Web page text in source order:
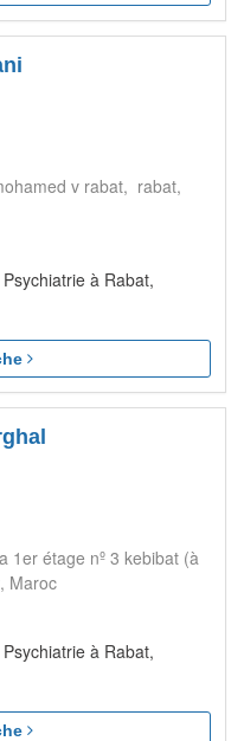
v rabat, rabat
à Rabat,
1er étage nº 3 kebibat (à
Maroc
à Rabat,